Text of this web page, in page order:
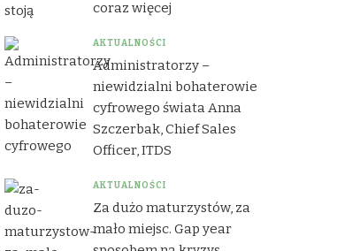
coraz więcej
AKTUALNOŚCI
Administratorzy –
niewidzialni bohaterowie
cyfrowego świata Anna
Szczerbak, Chief Sales
Officer, ITDS
AKTUALNOŚCI
Za dużo maturzystów, za
mało miejsc. Gap year